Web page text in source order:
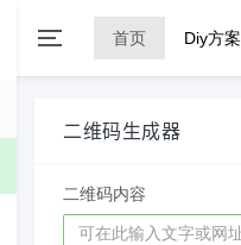
首页 Diy方案
二维码生成器
二维码内容